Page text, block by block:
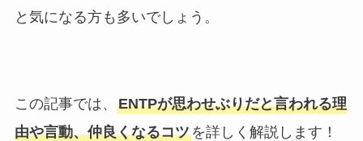
と気になる方も多いでしょう。
この記事では、 ENTPが思わせぶりだと言われる理
由や言動、仲良くなるコツを詳しく解説します！